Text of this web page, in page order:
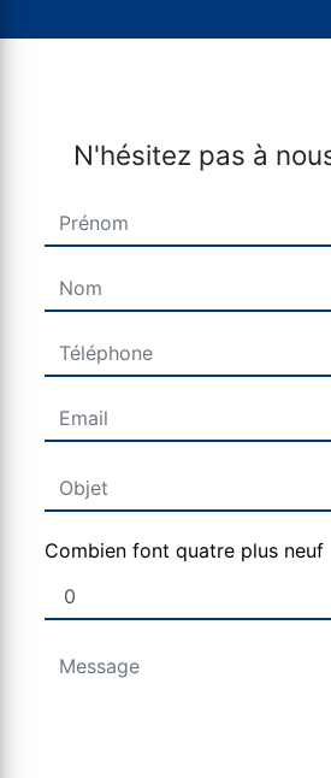
N'hésitez pas à
Combien font quatre plus neuf